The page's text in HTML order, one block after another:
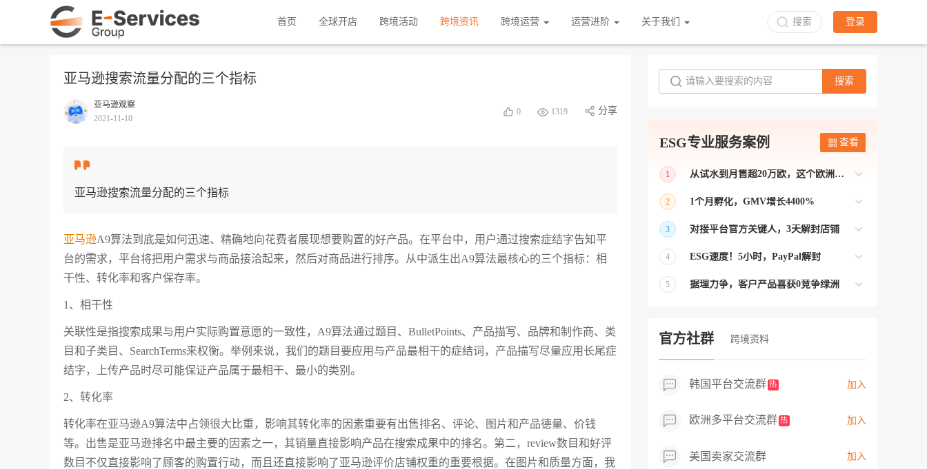
首页 全球开店 跨境活动 跨境资讯 跨境运营 运营进阶 关于我们 搜索 登录
亚马逊搜索流量分配的三个指标
亚马逊观察
2021-11-10
0 1319 分享
亚马逊搜索流量分配的三个指标
亚马逊A9算法到底是如何迅速、精确地向花费者展现想要购置的好产品。在平台中，用户通过搜索症结字告知平
台的需求，平台将把用户需求与商品接洽起来，然后对商品进行排序。从中派生出A9算法最核心的三个指标：相
干性、转化率和客户保存率。
1、相干性
关联性是指搜索成果与用户实际购置意愿的一致性，A9算法通过题目、BulletPoints、产品描写、品牌和制作商、类
目和子类目、SearchTerms来权衡。举例来说，我们的题目要应用与产品最相干的症结词，产品描写尽量应用长尾症
结字，上传产品时尽可能保证产品属于最相干、最小的类别。
2、转化率
转化率在亚马逊A9算法中占领很大比重，影响其转化率的因素重要有出售排名、评论、图片和产品德量、价钱
等。出售是亚马逊排名中最主要的因素之一，其销量直接影响产品在搜索成果中的排名。第二，review数目和好评
数目不仅直接影响了顾客的购置行动，而且还直接影响了亚马逊评价店铺权重的重要根据。在图片和质量方面，我
搜索
ESG专业服务案例 查看
1
从试水到月售超20万欧，这个欧洲本土平台被低估了
2
1个月孵化，GMV增长4400%
业】 >> Gmarket卖家店铺经过ESG跨境客
3
对接平台官方关键人，3天解封店铺
跨境帮我解决了韩国平台店铺异常问题
4
ESG速度！5小时，PayPal解封
ESG拥有Paypal支付和Onbuy平台双绿通道
5
据理力争，客户产品喜获0竞争绿洲
取机会，卖家成功上架市场热卖而平台稀
缺产品，拓展了西班牙新商机！
官方社群 跨境资料
韩国平台交流群 热 加入
欧洲多平台交流群 热 加入
美国卖家交流群 加入